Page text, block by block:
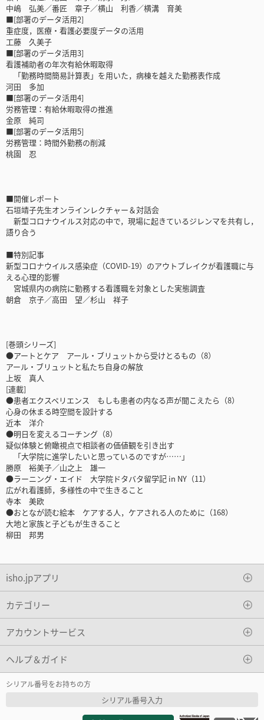
中嶋 弘美／番匠 章子／横山 利香／横溝 育美
■[部署のデータ活用2]
重症度，医療・看護必要度データの活用
工藤 久美子
■[部署のデータ活用3]
看護補助者の年次有給休暇取得
「勤務時間簡易計算表」を用いた，病棟を越えた勤務表作成
河田 多加
■[部署のデータ活用4]
労務管理：有給休暇取得の推進
金原 純司
■[部署のデータ活用5]
労務管理：時間外勤務の削減
桃園 忍
■開催レポート
石垣靖子先生オンラインレクチャー＆対話会
新型コロナウイルス対応の中で，現場に起きているジレンマを共有し，
語り合う
■特別記事
新型コロナウイルス感染症（COVID-19）のアウトブレイクが看護職に与
える心理的影響
宮城県内の病院に勤務する看護職を対象とした実態調査
朝倉 京子／高田 望／杉山 祥子
[巻頭シリーズ]
●アートとケア アール・ブリュットから受けとるもの（8）
アール・ブリュットと私たち自身の解放
上坂 真人
[連載]
●患者エクスペリエンス もしも患者の内なる声が聞こえたら（8）
心身の休まる時空間を設計する
近本 洋介
●明日を変えるコーチング（8）
疑似体験と俯瞰視点で相談者の価値観を引き出す
「大学院に進学したいと思っているのですが……」
勝原 裕美子／山之上 雄一
●ラーニング・エイド 大学院ドタバタ留学記 in NY（11）
広がれ看護師，多様性の中で生きること
寺本 美欧
●おとなが読む絵本 ケアする人，ケアされる人のために（168）
大地と家族と子どもが生きること
柳田 邦男
isho.jpアプリ
カテゴリー
アカウントサービス
ヘルプ＆ガイド
シリアル番号をお持ちの方
シリアル番号入力